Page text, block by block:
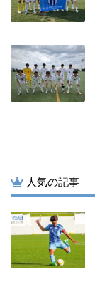
人気の記事